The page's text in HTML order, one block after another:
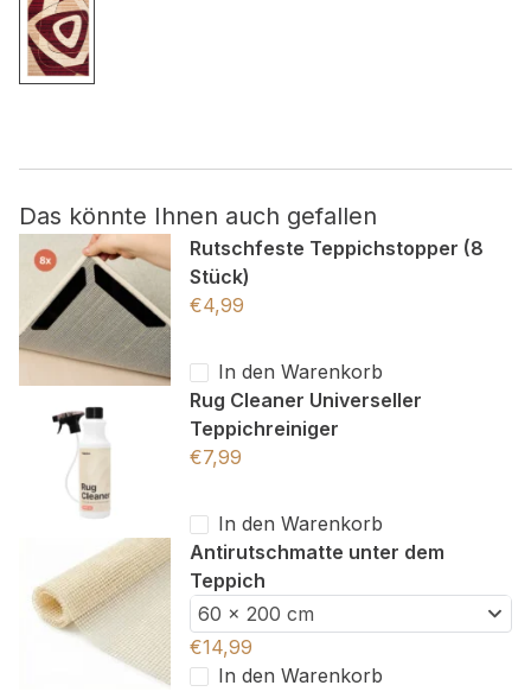
Das könnte Ihnen auch gefallen
Rutschfeste Teppichstopper (8
Stück)
€4,99
In den Warenkorb
Rug Cleaner Universeller
Teppichreiniger
€7,99
In den Warenkorb
Antirutschmatte unter dem
Teppich
60 x 200 cm
€14,99
In den Warenkorb
Nicht kategorisiert.
Alle ablehnen
Meine Einstellungen speichern